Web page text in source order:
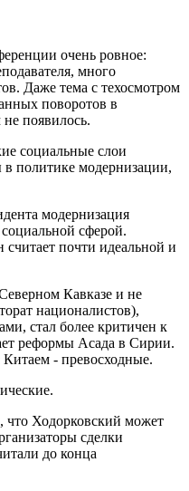
очень ровное:
много
Даже тема с техосмотром
поворотов в
появилось.
социальные слои
в политике модернизации,
модернизация
сферой.
почти идеальной и
Кавказе и не
националистов),
стал более критичен к
реформы Асада в Сирии.
- превосходные.
что Ходорковский может
сделки
до конца